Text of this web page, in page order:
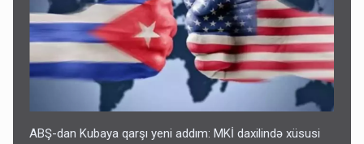
ABŞ-dan Kubaya qarşı yeni addım: MKİ daxilində xüsusi